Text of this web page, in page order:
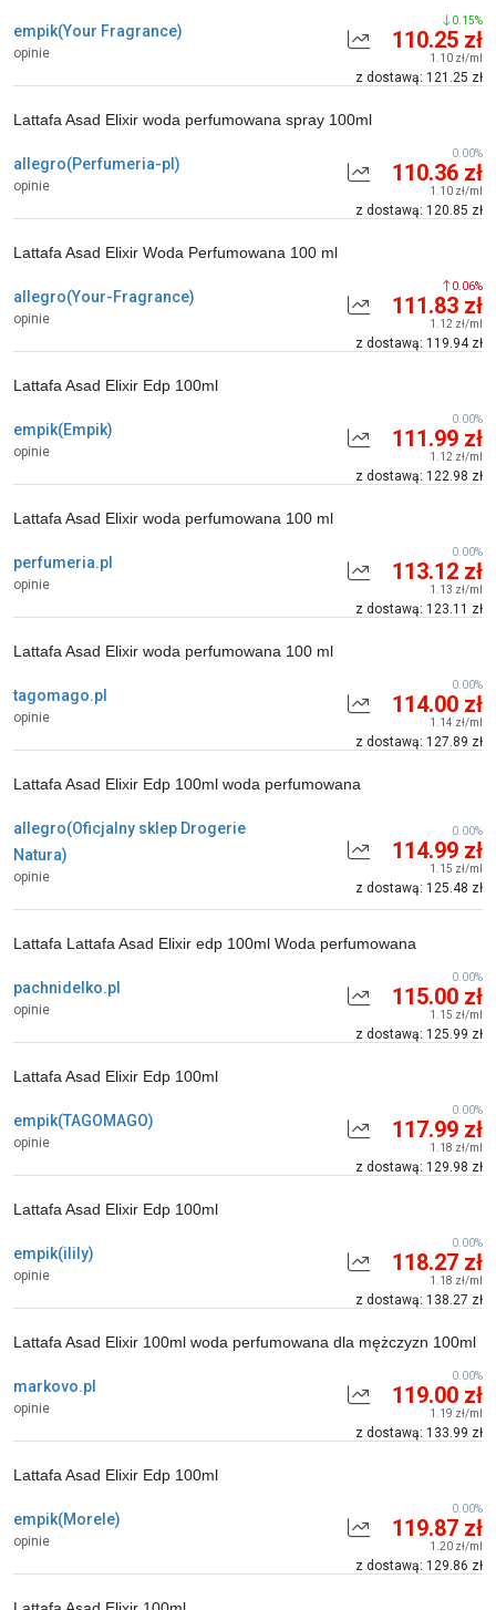
empik(Your Fragrance)
opinie 110.25 zł
1.10 zł/ml
z dostawą: 121.25 zł
0.15%
allegro(Perfumeria-pl)
opinie
Lattafa Asad Elixir woda perfumowana spray 100ml
110.36 zł
1.10 zł/ml
z dostawą: 120.85 zł
0.00%
allegro(Your-Fragrance)
opinie
Lattafa Asad Elixir Woda Perfumowana 100 ml
111.83 zł
1.12 zł/ml
z dostawą: 119.94 zł
0.06%
empik(Empik)
opinie
Lattafa Asad Elixir Edp 100ml
111.99 zł
1.12 zł/ml
z dostawą: 122.98 zł
0.00%
perfumeria.pl
opinie
Lattafa Asad Elixir woda perfumowana 100 ml
113.12 zł
1.13 zł/ml
z dostawą: 123.11 zł
0.00%
tagomago.pl
opinie
Lattafa Asad Elixir woda perfumowana 100 ml
114.00 zł
1.14 zł/ml
z dostawą: 127.89 zł
0.00%
allegro(Oficjalny sklep Drogerie
Natura)
opinie
Lattafa Asad Elixir Edp 100ml woda perfumowana
114.99 zł
1.15 zł/ml
z dostawą: 125.48 zł
0.00%
pachnidelko.pl
opinie
Lattafa Lattafa Asad Elixir edp 100ml Woda perfumowana
115.00 zł
1.15 zł/ml
z dostawą: 125.99 zł
0.00%
empik(TAGOMAGO)
opinie
Lattafa Asad Elixir Edp 100ml
117.99 zł
1.18 zł/ml
z dostawą: 129.98 zł
0.00%
empik(ilily)
opinie
Lattafa Asad Elixir Edp 100ml
118.27 zł
1.18 zł/ml
z dostawą: 138.27 zł
0.00%
markovo.pl
opinie
Lattafa Asad Elixir 100ml woda perfumowana dla mężczyzn 100ml
119.00 zł
1.19 zł/ml
z dostawą: 133.99 zł
0.00%
empik(Morele)
opinie
Lattafa Asad Elixir Edp 100ml
119.87 zł
1.20 zł/ml
z dostawą: 129.86 zł
0.00%